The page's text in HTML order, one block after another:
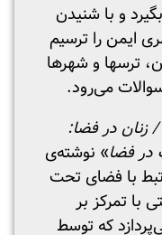
و با شنیدن
ایمن را ترسیم
ترس­ها و شهرها
می‌رود.
زنان در فضا:
در فضا» نوشته‌ی
با فضای تحت
با تمرکز بر
که توسط